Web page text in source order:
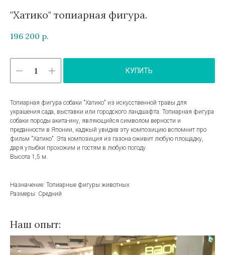
"Хатико" топиарная фигура.
196 200 р.
КУПИТЬ
Топиарная фигура собаки "Хатико" из искусственной травы для
украшения сада, выставки или городского ландшафта. Топиарная фигура
собаки породы акита-ину, являющийся символом верности и
преданности в Японии, каджый увидив эту композицию вспомнит про
фильм "Хатико". Эта композиция из газона оживит любую площадку,
даря улыбки прохожим и гостям в любую погоду.
Высота 1,5 м.
Назначение: Топиарные фигуры животных
Размеры: Средний
Наш опыт: